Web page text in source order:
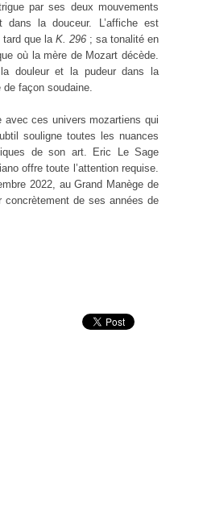
par ses deux mouvements
dans la douceur. L’affiche est
tard que la K. 296 ; sa tonalité en
où la mère de Mozart décède.
douleur et la pudeur dans la
de façon soudaine.
avec ces univers mozartiens qui
souligne toutes les nuances
de son art. Eric Le Sage
offre toute l’attention requise.
2022, au Grand Manège de
concrètement de ses années de